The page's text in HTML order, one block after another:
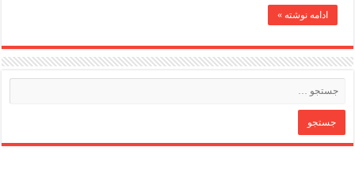
ادامه نوشته »